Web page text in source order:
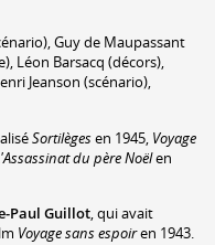
,Guy de Maupassant
, Léon Barsacq (décors),
Jeanson (scénario),
Sortilègesen 1945, Voyage
du père Noëlen
Paul Guillot, qui avait
Voyage sans espoiren 1943.